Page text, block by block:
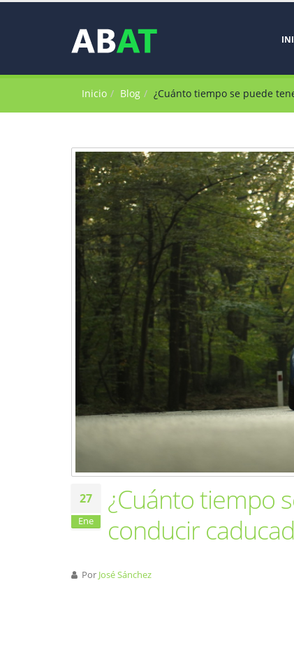
Inicio Blog ¿Cuánto tiempo se puede
27
Ene
¿Cuánto tiempo
conducir
Por José Sánchez